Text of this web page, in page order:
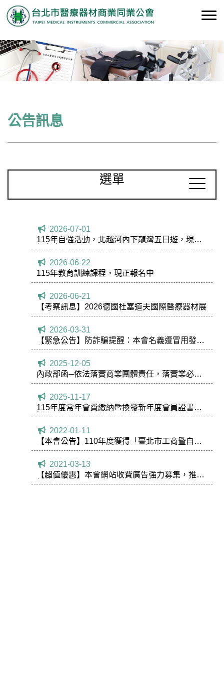
公告訊息
選單
2026-07-01
115年自強活動，北越河內下龍灣五日遊，現正
報名中！
2026-06-22
115年教育訓練課程，現正報名中
2026-06-21
【考察訊息】2026德國杜塞道夫國際醫療器材展
2026-03-31
【緊急公告】防詐騙提醒：本會名義遭冒用發送
收費郵件
2025-12-05
內政部函─依法落實商業團體責任，落實業必歸
會制度。
2025-11-17
115年度常年會費繳納暨換發新年度會員證書通
知
2022-01-11
【本會公告】110年度獲得「臺北市工商暨自由
職業團體評鑑」績優團體
2021-03-13
【超值優惠】本會網站收費廣告強力募集，推出
超值優惠價